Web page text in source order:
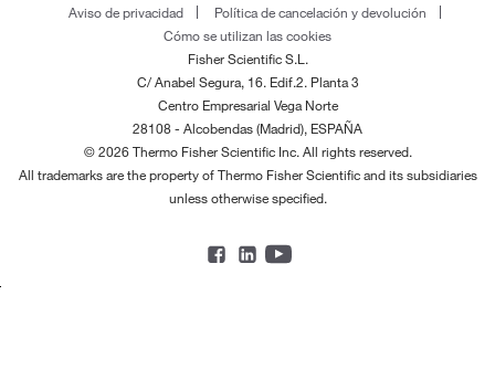
Aviso de privacidad
Política de cancelación y devolución
Cómo se utilizan las cookies
Fisher Scientific S.L.
C/ Anabel Segura, 16. Edif.2. Planta 3
Centro Empresarial Vega Norte
28108 - Alcobendas (Madrid), ESPAÑA
© 2026 Thermo Fisher Scientific Inc. All rights reserved.
All trademarks are the property of Thermo Fisher Scientific and its subsidiaries
unless otherwise specified.